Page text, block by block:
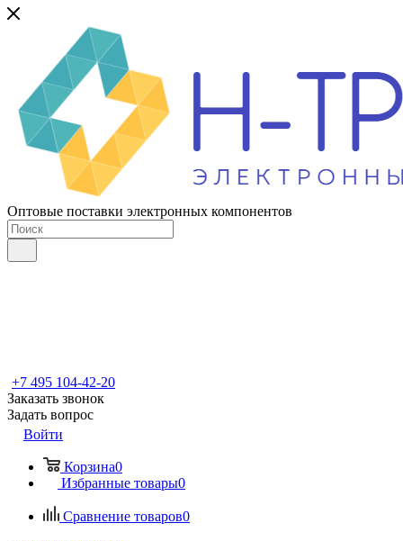
Оптовые поставки электронных компонентов
+7 495 104-42-20
Заказать звонок
Задать вопрос
Войти
Корзина0
Избранные товары0
Сравнение товаров0